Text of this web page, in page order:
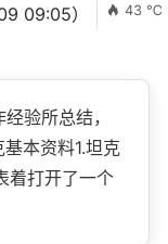
09:05） 43 ℃
验所总结，
本资料1.坦克
着打开了一个